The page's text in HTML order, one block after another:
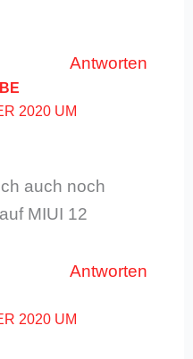
Antworten
2020 UM
auch noch
MIUI 12
Antworten
2020 UM